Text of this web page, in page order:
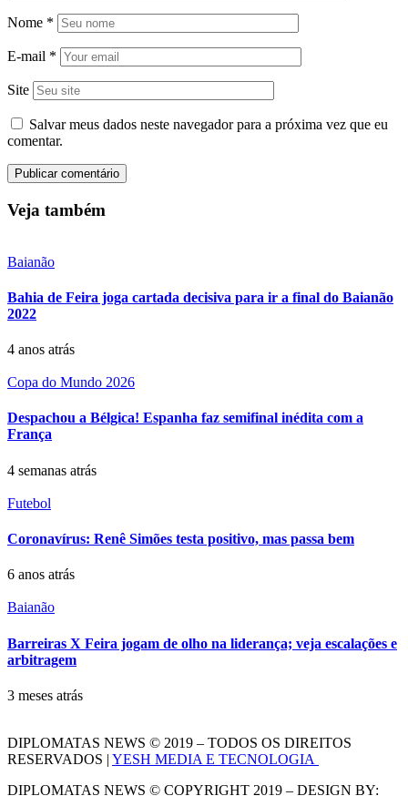
Nome *
E-mail *
Site
Salvar meus dados neste navegador para a próxima vez que eu
comentar.
Veja também
Baianão
Bahia de Feira joga cartada decisiva para ir a final do Baianão
2022
4 anos atrás
Copa do Mundo 2026
Despachou a Bélgica! Espanha faz semifinal inédita com a
França
4 semanas atrás
Futebol
Coronavírus: Renê Simões testa positivo, mas passa bem
6 anos atrás
Baianão
Barreiras X Feira jogam de olho na liderança; veja escalações e
arbitragem
3 meses atrás
DIPLOMATAS NEWS © 2019 – TODOS OS DIREITOS
RESERVADOS | YESH MEDIA E TECNOLOGIA
DIPLOMATAS NEWS © COPYRIGHT 2019 – DESIGN BY: